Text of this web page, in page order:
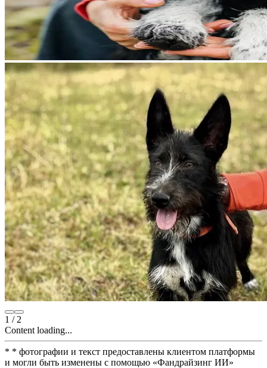
1 / 2
Content loading...
* * фотографии и текст предоставлены клиентом платформы
и могли быть изменены с помощью «Фандрайзинг ИИ»